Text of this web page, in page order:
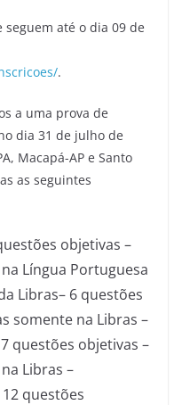
seguem até o dia 09 de
.
a uma prova de
dia 31 de julho de
Macapá-AP e Santo
as seguintes
objetivas –
Língua Portuguesa
Libras– 6 questões
somente na Libras –
questões objetivas –
Libras –
questões